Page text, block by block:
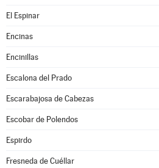
El Espinar
Encinas
Encinillas
Escalona del Prado
Escarabajosa de Cabezas
Escobar de Polendos
Espirdo
Fresneda de Cuéllar